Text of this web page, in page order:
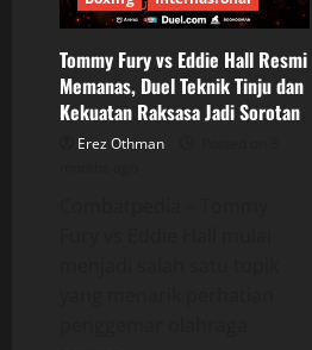
Tommy Fury vs Eddie Hall Resmi
Memanas, Duel Teknik Tinju dan
Kekuatan Raksasa Jadi Sorotan
Erez Othman